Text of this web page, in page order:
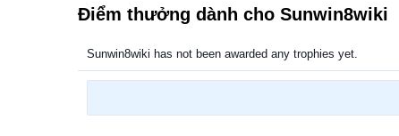
Điểm thưởng dành cho Sunwin8wiki
Sunwin8wiki has not been awarded any trophies yet.